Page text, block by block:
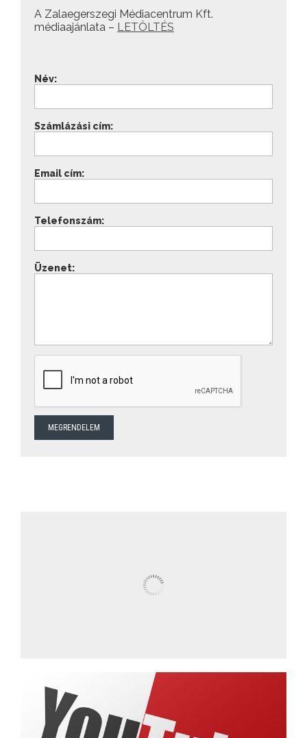
A Zalaegerszegi Médiacentrum Kft.
médiaajánlata – LETÖLTÉS
Név:
Számlázási cím:
Email cím:
Telefonszám:
Üzenet: